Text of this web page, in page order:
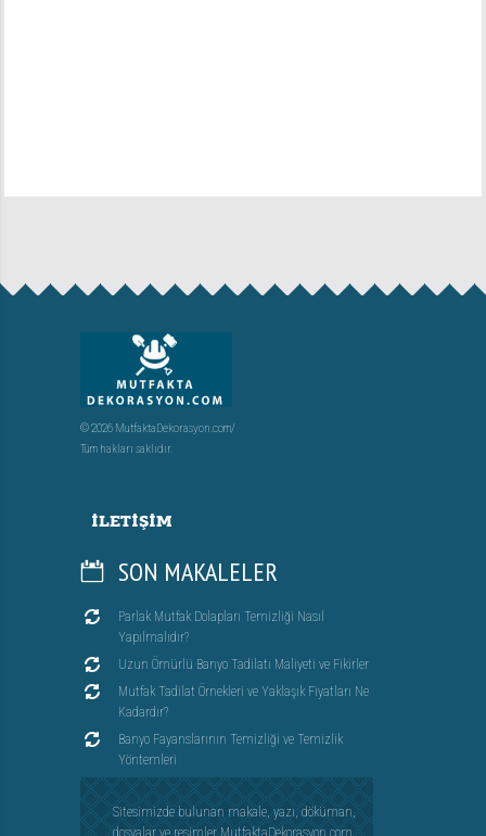
© 2026 MutfaktaDekorasyon.com/
Tüm hakları saklıdır.
İLETIŞIM
SON MAKALELER
Parlak Mutfak Dolapları Temizliği Nasıl
Yapılmalıdır?
Uzun Ömürlü Banyo Tadilatı Maliyeti ve Fikirler
Mutfak Tadilat Örnekleri ve Yaklaşık Fiyatları Ne
Kadardır?
Banyo Fayanslarının Temizliği ve Temizlik
Yöntemleri
Sitesimizde bulunan makale, yazı, döküman,
dosyalar ve resimler MutfaktaDekorasyon.com